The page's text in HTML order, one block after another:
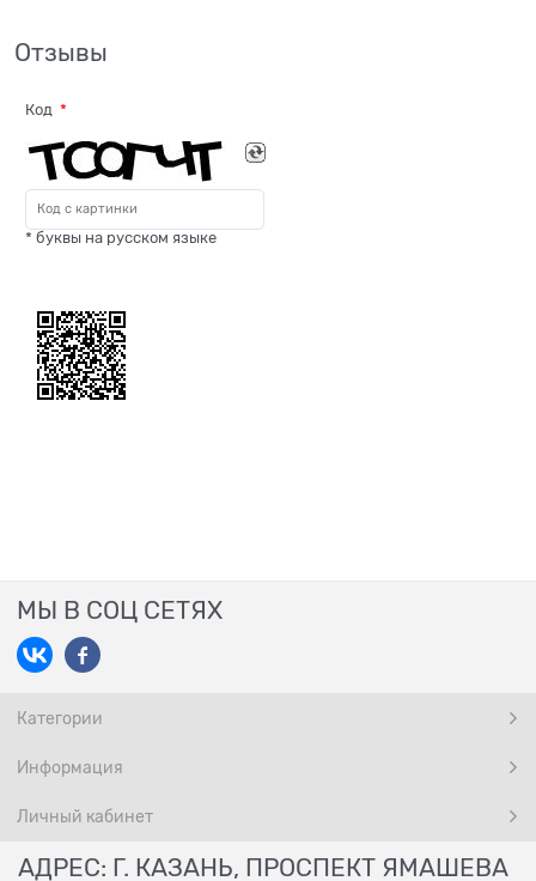
Отзывы
Код
* буквы на русском языке
МЫ В СОЦ СЕТЯХ
Категории
Информация
Личный кабинет
АДРЕС: Г. КАЗАНЬ, ПРОСПЕКТ ЯМАШЕВА